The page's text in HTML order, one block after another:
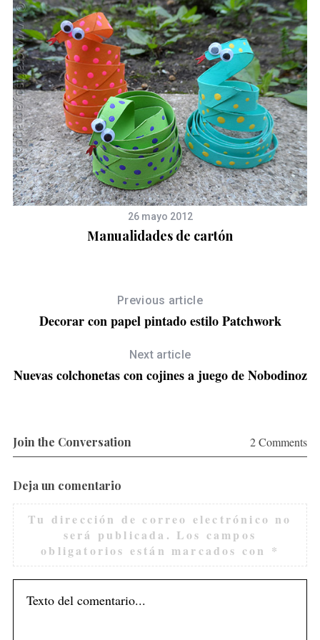
26 mayo 2012
Manualidades de cartón
Previous article
Decorar con papel pintado estilo Patchwork
Next article
Nuevas colchonetas con cojines a juego de Nobodinoz
Join the Conversation 2 Comments
Deja un comentario
Tu dirección de correo electrónico no
será publicada. Los campos
obligatorios están marcados con *